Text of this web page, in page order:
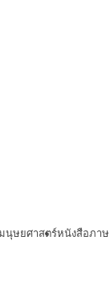
นุษยศาสตร์หนังสือภาษ